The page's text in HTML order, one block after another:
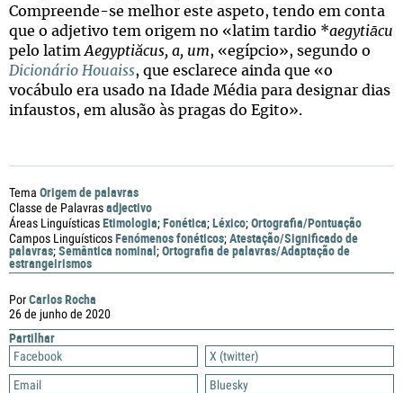
PorCarlos Rocha
26 de junho de 2020
Partilhar
Facebook
X (twitter)
Email
Bluesky
Compreende-se melhor este aspeto, tendo em conta
que o adjetivo tem origem no «latim tardio *aegytiācu
pelo latim Aegyptiăcus, a, um, «egípcio», segundo o
Dicionário Houaiss, que esclarece ainda que «o
vocábulo era usado na Idade Média para designar dias
infaustos, em alusão às pragas do Egito».
Tema Origem de palavras
Classe de Palavrasadjectivo
Áreas LinguísticasEtimologia;Fonética;Léxico;Ortografia/Pontuação
Campos LinguísticosFenómenos fonéticos;Atestação/Significado de
palavras;Semântica nominal;Ortografia de palavras/Adaptação de
estrangeirismos